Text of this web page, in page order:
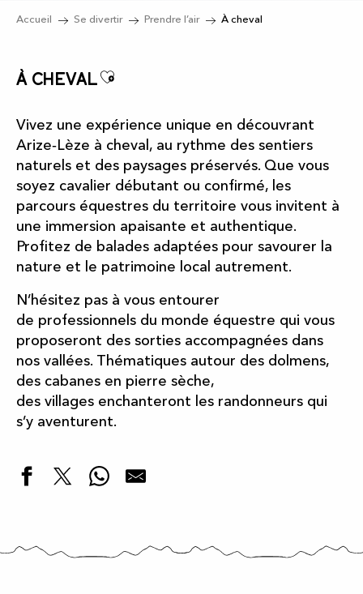
Accueil Se divertir Prendre l’air À cheval
À chevalAjouter aux favoris
Vivez une expérience unique en découvrant
Arize‑Lèze à cheval, au rythme des sentiers
naturels et des paysages préservés. Que vous
soyez cavalier débutant ou confirmé, les
parcours équestres du territoire vous invitent à
une immersion apaisante et authentique.
Profitez de balades adaptées pour savourer la
nature et le patrimoine local autrement.
N’hésitez pas à vous entourer
de professionnels du monde équestre qui vous
proposeront des sorties accompagnées dans
nos vallées. Thématiques autour des dolmens,
des cabanes en pierre sèche,
des villages enchanteront les randonneurs qui
s’y aventurent.
A la rencontre équestre